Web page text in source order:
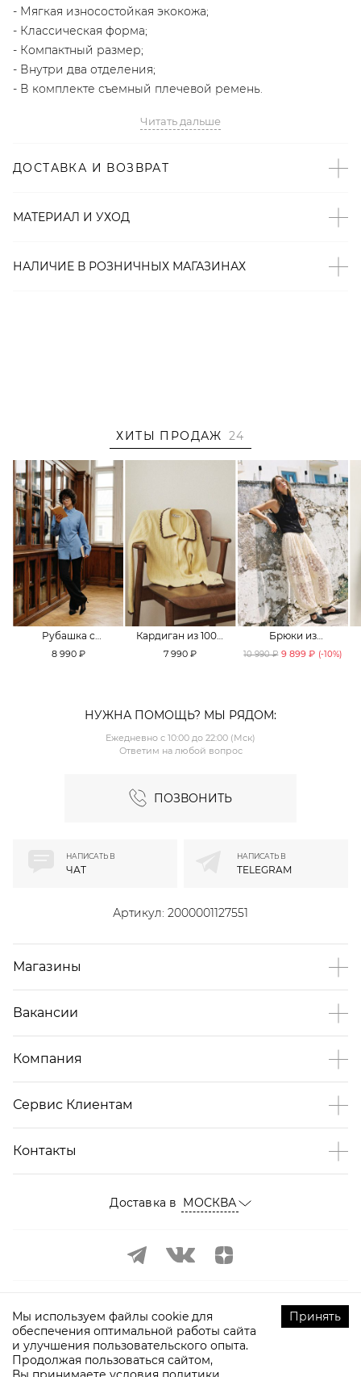
- Мягкая износостойкая экокожа;
- Классическая форма;
- Компактный размер;
- Внутри два отделения;
- В комплекте съемный плечевой ремень.
Читать дальше
ДОСТАВКА И ВОЗВРАТ
МАТЕРИАЛ И УХОД
НАЛИЧИЕ В РОЗНИЧНЫХ МАГАЗИНАХ
ХИТЫ ПРОДАЖ 24
Рубашка с
принтом «клетка»
8 990 ₽
Кардиган из 100%
хлопка TOPTOP
7 990 ₽
Брюки из
смесового хлопка
10 990 ₽ 9 899 ₽ (-10%)
НУЖНА ПОМОЩЬ? МЫ РЯДОМ:
ПОЗВОНИТЬ
Ежедневно с 10:00 до 22:00 (Мск)
Ответим на любой вопрос
Артикул: 2000001127551
НАПИСАТЬ В
ЧАТ
НАПИСАТЬ В
TELEGRAM
Магазины
Вакансии
Компания
Сервис Клиентам
Контакты
Доставка в МОСКВА
© 2009-2026 ТOPTOP.RU Все права защищены
Мы используем файлы cookie для
обеспечения оптимальной работы сайта
и улучшения пользовательского опыта.
Продолжая пользоваться сайтом,
Принять